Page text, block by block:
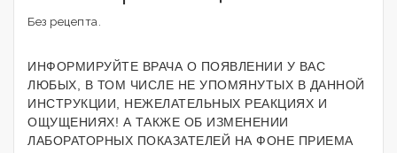
Без рецепта.
ИНФОРМИРУЙТЕ ВРАЧА О ПОЯВЛЕНИИ У ВАС
ЛЮБЫХ, В ТОМ ЧИСЛЕ НЕ УПОМЯНУТЫХ В ДАННОЙ
ИНСТРУКЦИИ, НЕЖЕЛАТЕЛЬНЫХ РЕАКЦИЯХ И
ОЩУЩЕНИЯХ! А ТАКЖЕ ОБ ИЗМЕНЕНИИ
ЛАБОРАТОРНЫХ ПОКАЗАТЕЛЕЙ НА ФОНЕ ПРИЕМА